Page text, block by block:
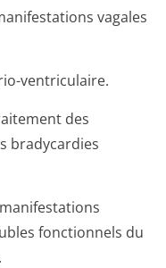
vagales
ventriculaire.
des
bradycardies
fonctionnels du